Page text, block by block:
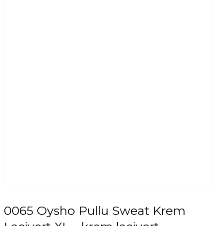
0065 Oysho Pullu Sweat Krem